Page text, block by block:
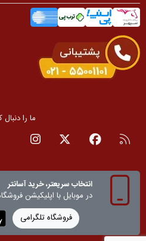
ما را دنبال
RSS صفحه فیسبوک
صفحه تویتر
صفحه
انتخاب سریعتر، خرید آسانتر
در موبایل با اپلیکیشن‌
فروشگاه تلگرامی